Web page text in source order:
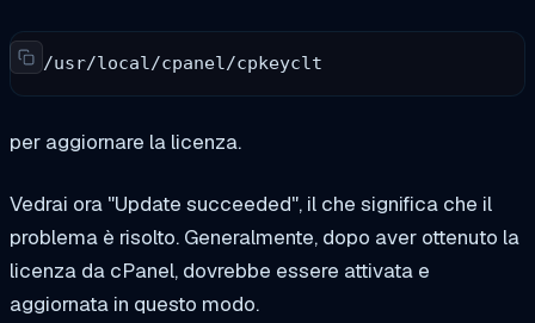
/usr/local/cpanel/cpkeyclt
per aggiornare la licenza.
Vedrai ora "Update succeeded", il che significa che il
problema è risolto. Generalmente, dopo aver ottenuto la
licenza da cPanel, dovrebbe essere attivata e
aggiornata in questo modo.